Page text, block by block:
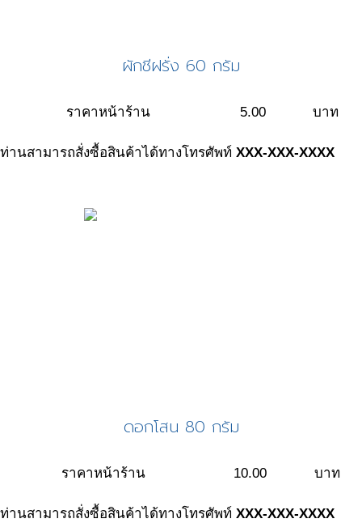
ผักชีฝรั่ง 60 กรัม
ราคาหน้าร้าน 5.00 บาท
ท่านสามารถสั่งซื้อสินค้าได้ทางโทรศัพท์ XXX-XXX-XXXX
ดอกโสน 80 กรัม
ราคาหน้าร้าน 10.00 บาท
ท่านสามารถสั่งซื้อสินค้าได้ทางโทรศัพท์ XXX-XXX-XXXX